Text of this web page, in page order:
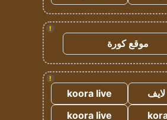
!
موقع كورة
!
koora live
koora live